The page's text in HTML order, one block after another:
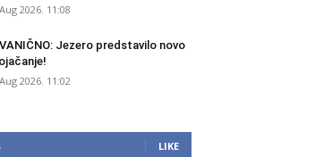
2026. 11:08
Jezero predstavilo novo
2026. 11:02
LIKE